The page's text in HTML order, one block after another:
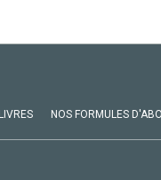
LIVRES NOS FORMULES